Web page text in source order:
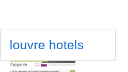
louvre hotels